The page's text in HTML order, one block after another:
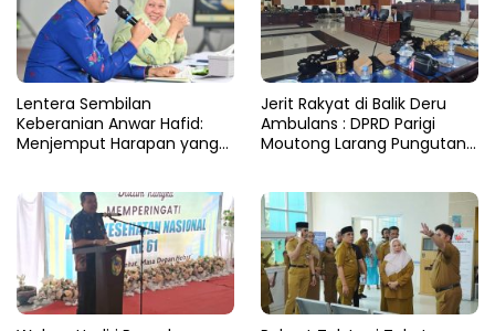
Lentera Sembilan
Keberanian Anwar Hafid:
Menjemput Harapan yang
Jerit Rakyat di Balik Deru
Ambulans : DPRD Parigi
Moutong Larang Pungutan